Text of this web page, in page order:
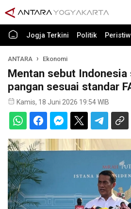
Jogja Terkini Politik
ANTARA Ekonomi
Mentan sebut Indonesia
pangan sesuai standar
Kamis, 18 Juni 2026 19:54 WIB